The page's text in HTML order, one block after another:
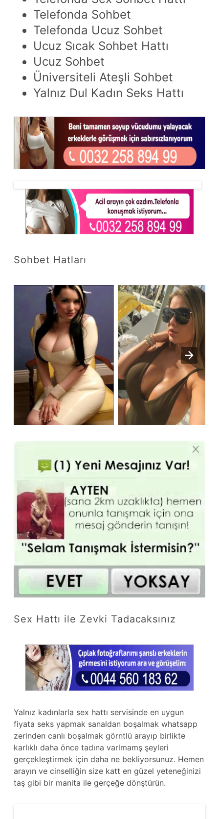
Telefonda Sohbet
Telefonda Ucuz Sohbet
Ucuz Sıcak Sohbet Hattı
Ucuz Sohbet
Üniversiteli Ateşli Sohbet
Yalnız Dul Kadın Seks Hattı
Sohbet Hatları
Sex Hattı ile Zevki Tadacaksınız
Yalnız kadınlarla sex hattı servisinde en uygun
fiyata seks yapmak sanaldan boşalmak whatsapp
zerinden canlı boşalmak görntlü arayıp birlikte
karlıklı daha önce tadına varlmamş şeyleri
gerçekleştirmek için daha ne bekliyorsunuz. Hemen
arayın ve cinselliğin size katt en güzel yeteneğinizi
taş gibi bir manita ile gerçeğe dönştürün.